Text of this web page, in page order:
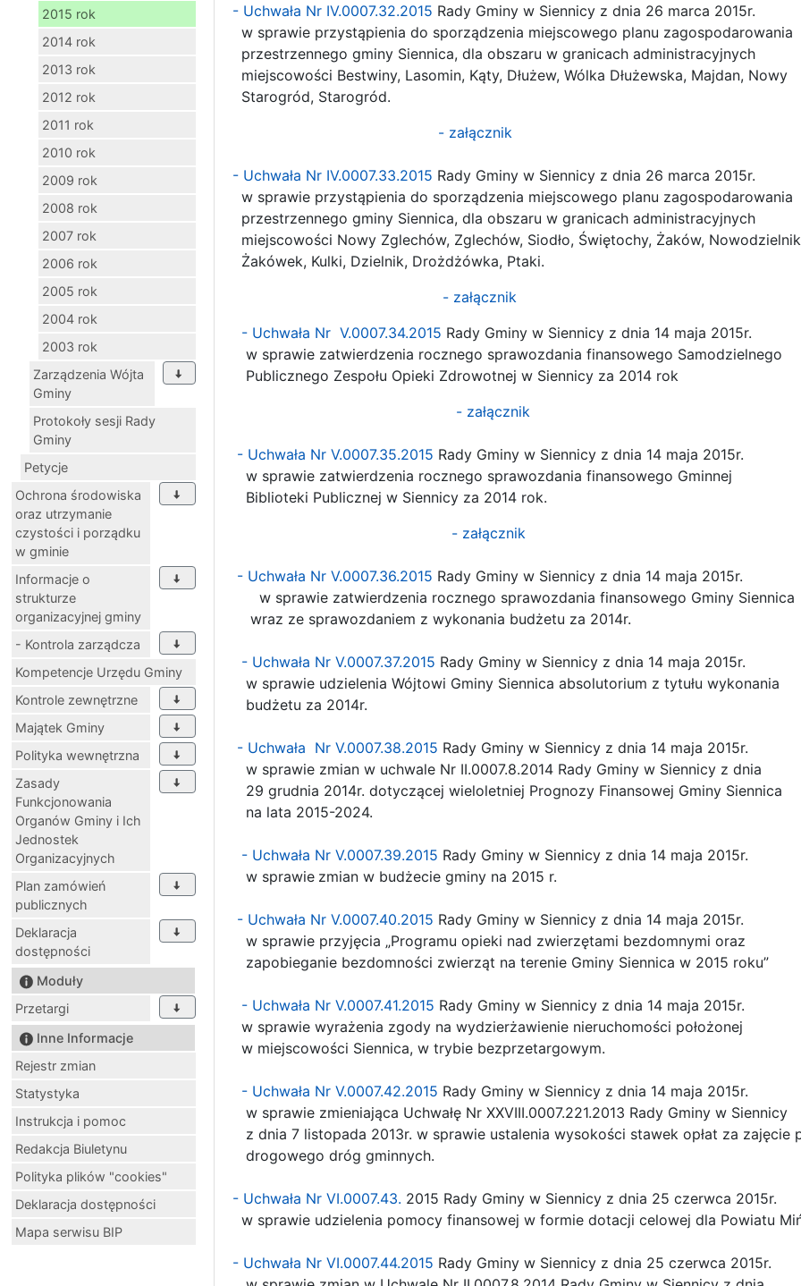
2015 rok
2014 rok
2013 rok
2012 rok
2011 rok
2010 rok
2009 rok
2008 rok
2007 rok
2006 rok
2005 rok
2004 rok
2003 rok
Zarządzenia Wójta
Gminy
Protokoły sesji Rady
Gminy
Petycje
Ochrona środowiska
oraz utrzymanie
czystości i porządku
w gminie
Informacje o
strukturze
organizacyjnej gminy
- Kontrola zarządcza
Kompetencje Urzędu Gminy
Kontrole zewnętrzne
Majątek Gminy
Polityka wewnętrzna
Zasady
Funkcjonowania
Organów Gminy i Ich
Jednostek
Organizacyjnych
Plan zamówień
publicznych
Deklaracja
dostępności
Moduły
Przetargi
Inne Informacje
Rejestr zmian
Statystyka
Instrukcja i pomoc
Redakcja Biuletynu
Polityka plików "cookies"
Deklaracja dostępności
Mapa serwisu BIP
- Uchwała Nr IV.0007.32.2015 Rady Gminy w Siennicy z dnia 26 marca 2015r.
w sprawie przystąpienia do sporządzenia miejscowego planu zagospodarowania
przestrzennego gminy Siennica, dla obszaru w granicach administracyjnych
miejscowości Bestwiny, Lasomin, Kąty, Dłużew, Wólka Dłużewska, Majdan, Nowy
Starogród, Starogród.
- załącznik
- Uchwała Nr IV.0007.33.2015 Rady Gminy w Siennicy z dnia 26 marca 2015r.
w sprawie przystąpienia do sporządzenia miejscowego planu zagospodarowania
przestrzennego gminy Siennica, dla obszaru w granicach administracyjnych
miejscowości Nowy Zglechów, Zglechów, Siodło, Świętochy, Żaków,
Żakówek, Kulki, Dzielnik, Drożdżówka, Ptaki.
- załącznik
- Uchwała Nr V.0007.34.2015 Rady Gminy w Siennicy z dnia 14 maja 2015r.
w sprawie zatwierdzenia rocznego sprawozdania finansowego Samodzielnego
Publicznego Zespołu Opieki Zdrowotnej w Siennicy za 2014 rok
- załącznik
- Uchwała Nr V.0007.35.2015 Rady Gminy w Siennicy z dnia 14 maja 2015r.
w sprawie zatwierdzenia rocznego sprawozdania finansowego Gminnej
Biblioteki Publicznej w Siennicy za 2014 rok.
- załącznik
- Uchwała Nr V.0007.36.2015 Rady Gminy w Siennicy z dnia 14 maja 2015r.
w sprawie zatwierdzenia rocznego sprawozdania finansowego Gminy Siennica
wraz ze sprawozdaniem z wykonania budżetu za 2014r.
- Uchwała Nr V.0007.37.2015 Rady Gminy w Siennicy z dnia 14 maja 2015r.
w sprawie udzielenia Wójtowi Gminy Siennica absolutorium z tytułu wykonania
budżetu za 2014r.
- Uchwała Nr V.0007.38.2015 Rady Gminy w Siennicy z dnia 14 maja 2015r.
w sprawie zmian w uchwale Nr II.0007.8.2014 Rady Gminy w Siennicy z dnia
29 grudnia 2014r. dotyczącej wieloletniej Prognozy Finansowej Gminy Siennica
na lata 2015-2024.
- Uchwała Nr V.0007.39.2015 Rady Gminy w Siennicy z dnia 14 maja 2015r.
w sprawie zmian w budżecie gminy na 2015 r.
- Uchwała Nr V.0007.40.2015 Rady Gminy w Siennicy z dnia 14 maja 2015r.
w sprawie przyjęcia „Programu opieki nad zwierzętami bezdomnymi oraz
zapobieganie bezdomności zwierząt na terenie Gminy Siennica w 2015 roku”
- Uchwała Nr V.0007.41.2015 Rady Gminy w Siennicy z dnia 14 maja 2015r.
w sprawie wyrażenia zgody na wydzierżawienie nieruchomości położonej
w miejscowości Siennica, w trybie bezprzetargowym.
- Uchwała Nr V.0007.42.2015 Rady Gminy w Siennicy z dnia 14 maja 2015r.
w sprawie zmieniająca Uchwałę Nr XXVIII.0007.221.2013 Rady Gminy w Siennicy
z dnia 7 listopada 2013r. w sprawie ustalenia wysokości stawek opłat za zajęcie
drogowego dróg gminnych.
- Uchwała Nr VI.0007.43. 2015 Rady Gminy w Siennicy z dnia 25 czerwca 2015r.
w sprawie udzielenia pomocy finansowej w formie dotacji celowej dla Powiatu
- Uchwała Nr VI.0007.44.2015 Rady Gminy w Siennicy z dnia 25 czerwca 2015r.